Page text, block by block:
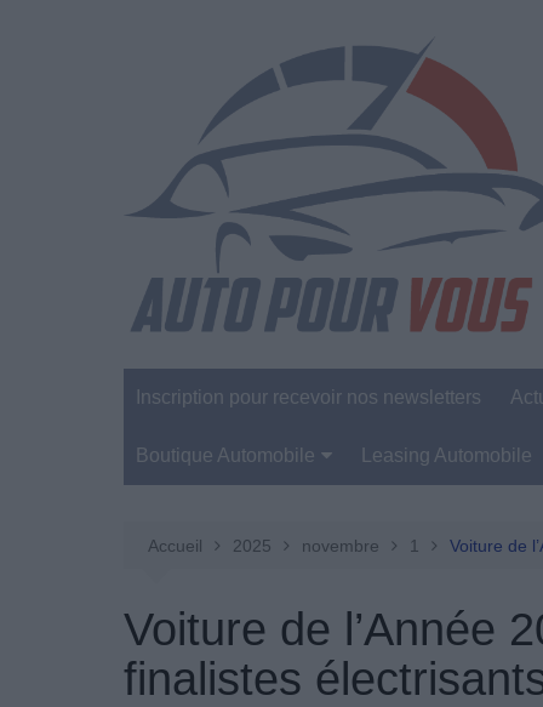
Inscription pour recevoir nos newsletters
Boutique Automobile
Entretien Automobile
Produits Boutique
Leasing Automobile
Accueil 2025 novembre 1 Voiture de
Voiture de l’Année
finalistes